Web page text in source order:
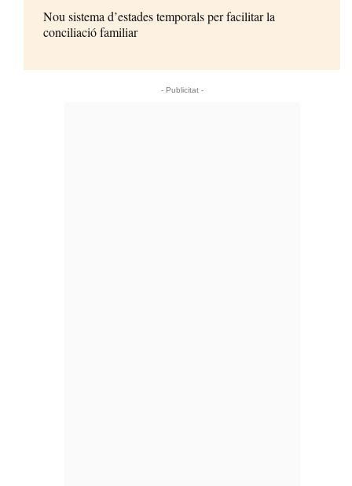
Nou sistema d’estades temporals per facilitar la
conciliació familiar
- Publicitat -